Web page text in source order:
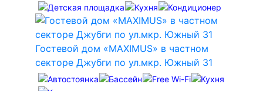
Гостевой дом «MAXIMUS» в частном
секторе Джубги по ул.мкр. Южный 31